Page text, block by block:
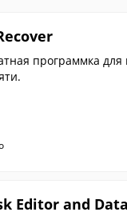
программка
Editor and